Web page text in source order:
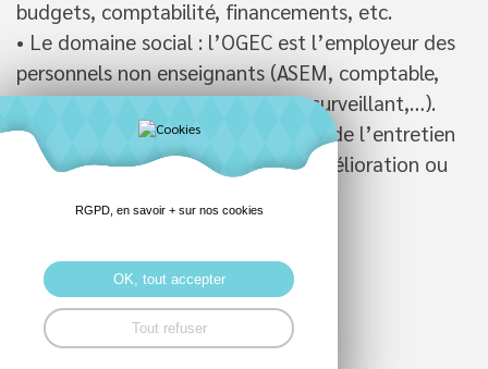
budgets, comptabilité, financements, etc.
• Le domaine social : l’OGEC est l’employeur des
personnels non enseignants (ASEM, comptable,
secrétaire, personnel de cantine, surveillant,…).
• L’immobilier : l’OGEC a la charge de l’entretien
des bâtiments scolaires, de leur amélioration ou
Les membres de L'OGEC :
Président : Jean François Maubry
Vice-président : Stéphane Plapous
RGPD, en savoir + sur nos cookies
OK, tout accepter
Tout refuser